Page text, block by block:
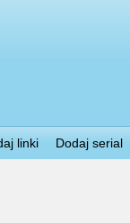
linki Dodaj serial